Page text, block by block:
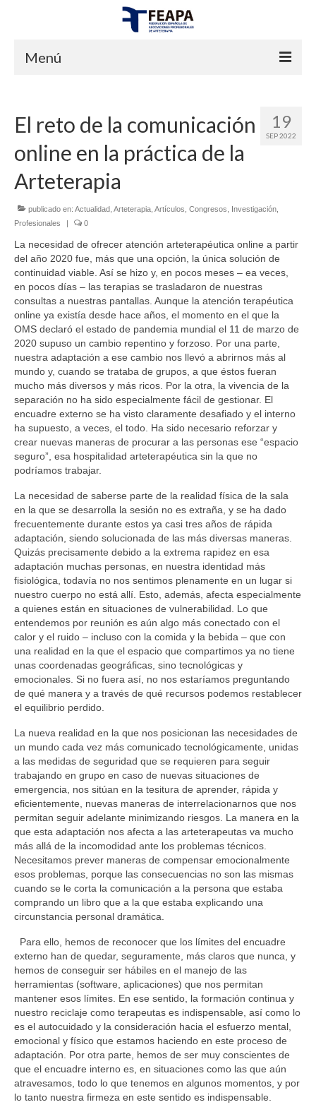
Menú
FEAPA
¿QUIENES SOMOS?
JUNTA DIRECTIVA
CERTIFICACIONES
ESTATUTOS
¿QUÉ ENTENDEMOS POR ARTETERAPIA?
PREGUNTAS FRECUENTES
CÓDIGO ÉTICO
ASOCIACIONES FEDERADAS
AFIA
ANDART
ATe
MURART
ACTIVIDADES DE ARTETERAPIA
CONGRESOS DE ARTETERAPIA
JORNADAS DE ARTETERAPIA
PUBLICACIONES
Efectividad de la arteterapia: informe sobre la
evidencia existente
Actas del IV Congreso
Arteterapia hoy
¿Qué evidencia existe sobre la efectividad de
la Arteterapia?
Síntesis del informe arte y salud de la OMS
Código ético
DIRECTORIO DE PROFESIONALES
COMISIONES DE TRABAJO
DESARROLLO PROFESIONAL
CERTIFICACIÓN
FORMACIÓN E INVESTIGACIÓN
FORMACIONES
BLOG
CONTACTO
19
SEP 2022
El reto de la comunicación
online en la práctica de la
Arteterapia
publicado en: Actualidad Arteterapia Artículos Congresos Investigación
Profesionales
| 0
La necesidad de ofrecer atención arteterapéutica online a partir
del año 2020 fue, más que una opción, la única solución de
continuidad viable. Así se hizo y, en pocos meses – ea veces,
en pocos días – las terapias se trasladaron de nuestras
consultas a nuestras pantallas. Aunque la atención terapéutica
online ya existía desde hace años, el momento en el que la
OMS declaró el estado de pandemia mundial el 11 de marzo de
2020 supuso un cambio repentino y forzoso. Por una parte,
nuestra adaptación a ese cambio nos llevó a abrirnos más al
mundo y, cuando se trataba de grupos, a que éstos fueran
mucho más diversos y más ricos. Por la otra, la vivencia de la
separación no ha sido especialmente fácil de gestionar. El
encuadre externo se ha visto claramente desafiado y el interno
ha supuesto, a veces, el todo. Ha sido necesario reforzar y
crear nuevas maneras de procurar a las personas ese “espacio
seguro”, esa hospitalidad arteterapéutica sin la que no
podríamos trabajar.
La necesidad de saberse parte de la realidad física de la sala
en la que se desarrolla la sesión no es extraña, y se ha dado
frecuentemente durante estos ya casi tres años de rápida
adaptación, siendo solucionada de las más diversas maneras.
Quizás precisamente debido a la extrema rapidez en esa
adaptación muchas personas, en nuestra identidad más
fisiológica, todavía no nos sentimos plenamente en un lugar si
nuestro cuerpo no está allí. Esto, además, afecta especialmente
a quienes están en situaciones de vulnerabilidad. Lo que
entendemos por reunión es aún algo más conectado con el
calor y el ruido – incluso con la comida y la bebida – que con
una realidad en la que el espacio que compartimos ya no tiene
unas coordenadas geográficas, sino tecnológicas y
emocionales. Si no fuera así, no nos estaríamos preguntando
de qué manera y a través de qué recursos podemos restablecer
el equilibrio perdido.
La nueva realidad en la que nos posicionan las necesidades de
un mundo cada vez más comunicado tecnológicamente, unidas
a las medidas de seguridad que se requieren para seguir
trabajando en grupo en caso de nuevas situaciones de
emergencia, nos sitúan en la tesitura de aprender, rápida y
eficientemente, nuevas maneras de interrelacionarnos que nos
permitan seguir adelante minimizando riesgos. La manera en la
que esta adaptación nos afecta a las arteterapeutas va mucho
más allá de la incomodidad ante los problemas técnicos.
Necesitamos prever maneras de compensar emocionalmente
esos problemas, porque las consecuencias no son las mismas
cuando se le corta la comunicación a la persona que estaba
comprando un libro que a la que estaba explicando una
circunstancia personal dramática.
Para ello, hemos de reconocer que los límites del encuadre
externo han de quedar, seguramente, más claros que nunca, y
hemos de conseguir ser hábiles en el manejo de las
herramientas (software, aplicaciones) que nos permitan
mantener esos límites. En ese sentido, la formación continua y
nuestro reciclaje como terapeutas es indispensable, así como lo
es el autocuidado y la consideración hacia el esfuerzo mental,
emocional y físico que estamos haciendo en este proceso de
adaptación. Por otra parte, hemos de ser muy conscientes de
que el encuadre interno es, en situaciones como las que aún
atravesamos, todo lo que tenemos en algunos momentos, y por
lo tanto nuestra firmeza en este sentido es indispensable.